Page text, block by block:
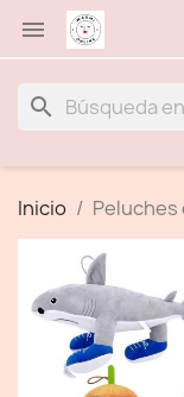

search
Inicio Peluches